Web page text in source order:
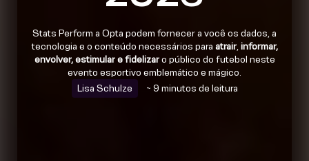
Stats Perform a Opta podem fornecer a você os dados, a
tecnologia e o conteúdo necessários para atrair, informar,
envolver, estimular e fidelizaro público do futebol neste
evento esportivo emblemático e mágico.
Lisa Schulze
~ 9 minutos de leitura